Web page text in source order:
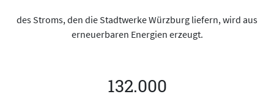
des Stroms, den die Stadtwerke Würzburg liefern, wird aus
erneuerbaren Energien erzeugt.
132.000